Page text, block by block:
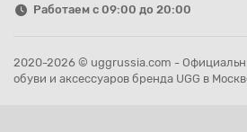
Работаем с 09:00 до 20:00
2020-2026 © uggrussia.com -
обуви и аксессуаров бренда UGG в